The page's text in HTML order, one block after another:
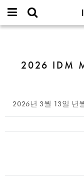
IMAGINARY
open
username
Mathematics
Webinar
2026 IDM
2026년 3월 13일 년